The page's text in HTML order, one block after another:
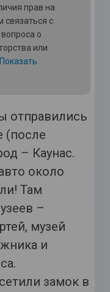
прав на
связаться с
о
или
Показать
отправились
(после
– Каунас.
около
Там
–
музей
и
замок в